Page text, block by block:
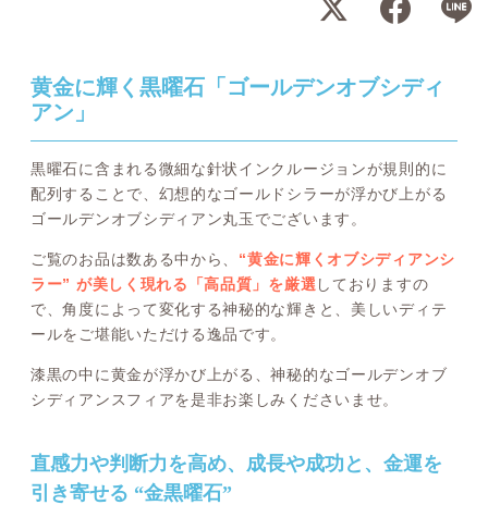
黄金に輝く黒曜石「ゴールデンオブシディ
アン」
黒曜石に含まれる微細な針状インクルージョンが規則的に
配列することで、幻想的なゴールドシラーが浮かび上がる
ゴールデンオブシディアン丸玉でございます。
ご覧のお品は数ある中から、 “黄金に輝くオブシディアンシ
ラー” が美しく現れる「高品質」を厳選 しておりますの
で、角度によって変化する神秘的な輝きと、美しいディテ
ールをご堪能いただける逸品です。
漆黒の中に黄金が浮かび上がる、神秘的なゴールデンオブ
シディアンスフィアを是非お楽しみくださいませ。
直感力や判断力を高め、成長や成功と、金運を
引き寄せる “金黒曜石”